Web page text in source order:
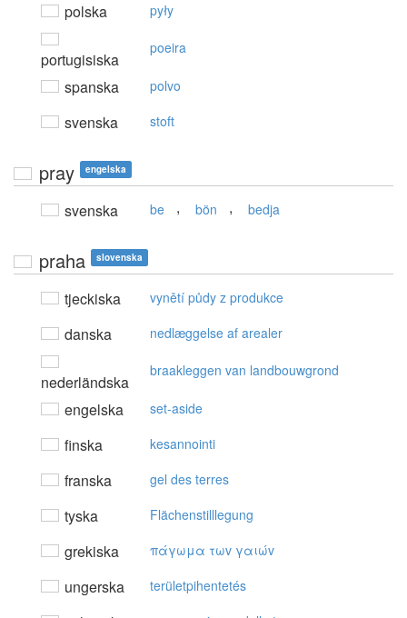
polska pyły
portugisiska
poeira
spanska polvo
svenska stoft
pray engelska
svenska be , bön , bedja
praha slovenska
tjeckiska vynětí půdy z produkce
danska nedlæggelse af arealer
nederländska
braakleggen van landbouwgrond
engelska set-aside
finska kesannointi
franska gel des terres
tyska Flächenstilllegung
grekiska πάγωμα τωv γαιώv
ungerska területpihentetés